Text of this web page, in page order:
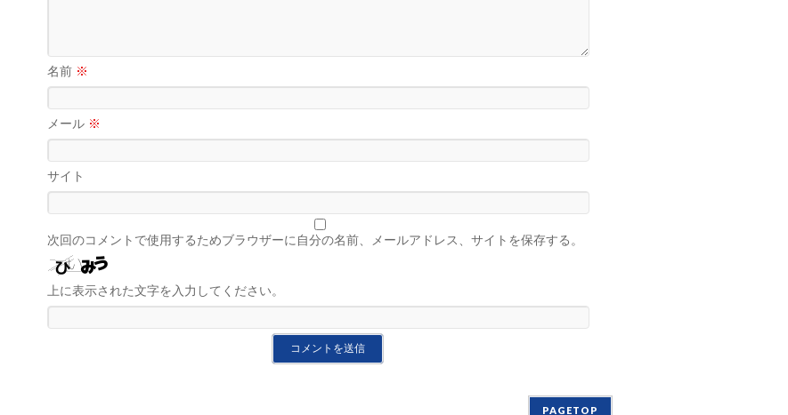
名前 ※
メール ※
サイト
次回のコメントで使用するためブラウザーに自分の名前、メールアドレス、サイトを保存する。
上に表示された文字を入力してください。
PAGETOP